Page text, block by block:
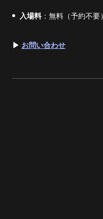
入場料：無料（予約不要）
▶ お問い合わせ